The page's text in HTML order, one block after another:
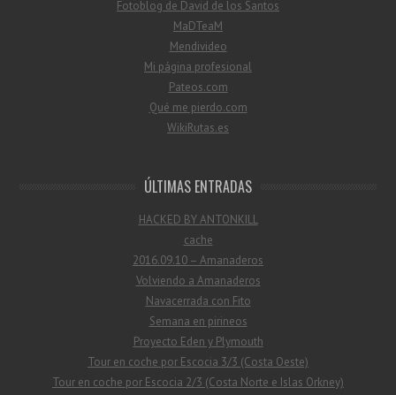
Fotoblog de David de los Santos
MaDTeaM
Mendivideo
Mi página profesional
Pateos.com
Qué me pierdo.com
WikiRutas.es
ÚLTIMAS ENTRADAS
HACKED BY ANTONKILL
cache
2016.09.10 – Amanaderos
Volviendo a Amanaderos
Navacerrada con Fito
Semana en pirineos
Proyecto Eden y Plymouth
Tour en coche por Escocia 3/3 (Costa Oeste)
Tour en coche por Escocia 2/3 (Costa Norte e Islas Orkney)